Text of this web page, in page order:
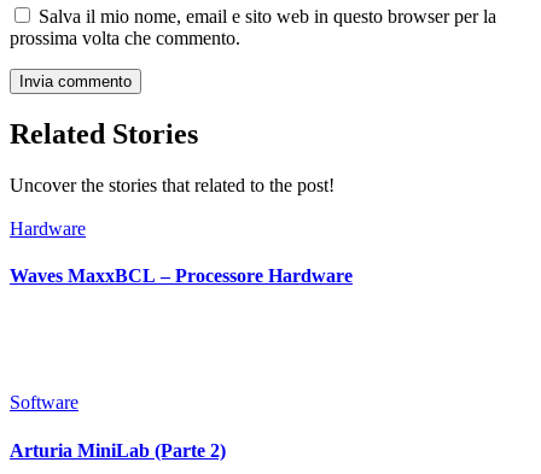
Salva il mio nome, email e sito web in questo browser per la
prossima volta che commento.
Related Stories
Uncover the stories that related to the post!
Hardware
Waves MaxxBCL – Processore Hardware
Software
Arturia MiniLab (Parte 2)